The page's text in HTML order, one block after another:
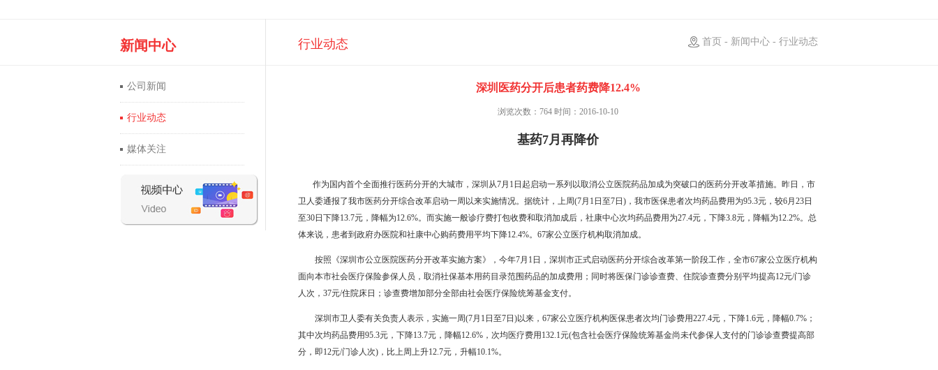
新闻中心
公司新闻
行业动态
媒体关注
行业动态 首页 - 新闻中心 - 行业动态
深圳医药分开后患者药费降12.4%
浏览次数：764 时间：2016-10-10
基药7月再降价
作为国内首个全面推行医药分开的大城市，深圳从7月1日起启动一系列以取消公立医院药品加成为突破口的医药分开改革措施。昨日，市
卫人委通报了我市医药分开综合改革启动一周以来实施情况。据统计，上周(7月1日至7日)，我市医保患者次均药品费用为95.3元，较6月23日
至30日下降13.7元，降幅为12.6%。而实施一般诊疗费打包收费和取消加成后，社康中心次均药品费用为27.4元，下降3.8元，降幅为12.2%。总
体来说，患者到政府办医院和社康中心购药费用平均下降12.4%。67家公立医疗机构取消加成。
按照《深圳市公立医院医药分开改革实施方案》，今年7月1日，深圳市正式启动医药分开综合改革第一阶段工作，全市67家公立医疗机构
面向本市社会医疗保险参保人员，取消社保基本用药目录范围药品的加成费用；同时将医保门诊诊查费、住院诊查费分别平均提高12元/门诊
人次，37元/住院床日；诊查费增加部分全部由社会医疗保险统筹基金支付。
深圳市卫人委有关负责人表示，实施一周(7月1日至7日)以来，67家公立医疗机构医保患者次均门诊费用227.4元，下降1.6元，降幅0.7%；
其中次均药品费用95.3元，下降13.7元，降幅12.6%，次均医疗费用132.1元(包含社会医疗保险统筹基金尚未代参保人支付的门诊诊查费提高部
分，即12元/门诊人次)，比上周上升12.7元，升幅10.1%。